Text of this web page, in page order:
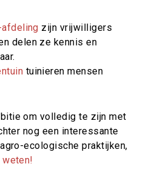
afdeling zijn vrijwilligers
delen ze kennis en
tuinieren mensen
om volledig te zijn met
nog een interessante
ecologische praktijken,
weten!